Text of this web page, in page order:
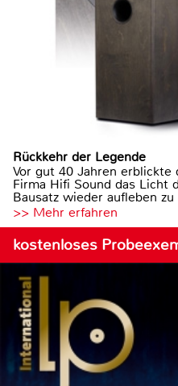
Rückkehr der Legende
Vor gut 40 Jahren
Firma Hifi Sound das Licht
Bausatz wieder aufleben zu
>> Mehr erfahren
kostenloses